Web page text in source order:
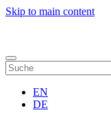
Skip to main content
EN
DE